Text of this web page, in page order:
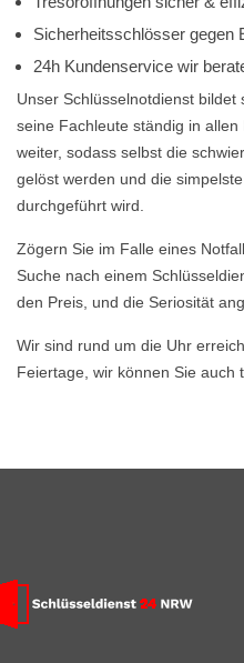
Sicherheitsschlösser gegen
24h Kundenservice wir
Unser Schlüsselnotdienst
seine Fachleute ständig in
weiter, sodass selbst die
gelöst werden und die
durchgeführt wird.
Zögern Sie im Falle eines
Suche nach einem
den Preis, und die Seriosität
Wir sind rund um die Uhr
Feiertage, wir können Sie auch